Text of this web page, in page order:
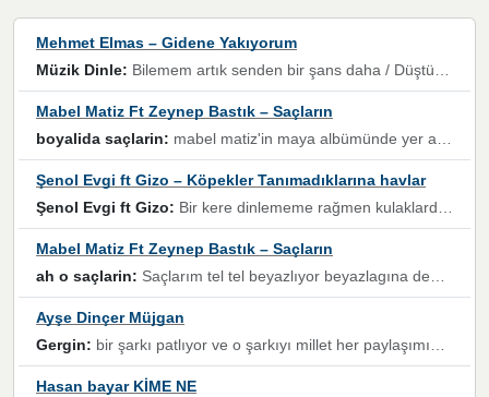
Mehmet Elmas – Gidene Yakıyorum
Müzik Dinle: Bilemem artık senden bir şans daha / Düştüğün zaman ben olmayacağım yanında” dizeleri, artık geçmişin tekrarına izin verilmeyeceğini, kişisel sınırların çizildiğini gösteriyor.
Mabel Matiz Ft Zeynep Bastık – Saçların
boyalida saçlarin: mabel matiz'in maya albümünde yer alan güzellerden. parça da şarkı hani! müzikal altyapısına vurulduğum, sözlerinde kaybolduğum bir parça olmuş.
Şenol Evgi ft Gizo – Köpekler Tanımadıklarına havlar
Şenol Evgi ft Gizo: Bir kere dinlememe rağmen kulaklardan gitmiyor sen sen sen sen kurban ol sen sen sen sen hayran ol yükses ses müzik dinleme sebebisiniz canlar bomba gibi patladınız maşallah
Mabel Matiz Ft Zeynep Bastık – Saçların
ah o saçlarin: Saçlarım tel tel beyazlıyor beyazlagına degil yanımda sen yoksun ona üzülüyorum günler bir bir geçiyor geçen günlere değil sensiz geçen günlere darılıyorum,Dinledikce asla kavusamayacagim ama asla unutamicagim sevdiğim adam için yanar içim
Ayşe Dinçer Müjgan
Gergin: bir şarkı patlıyor ve o şarkıyı millet her paylaşımın altına koyuyor ve öyle bir durum hal alıyor ki şarkıyı dinlemeden şarkıdan bikıyorsun Ama bu enteresan bir şekilde dillere dolanıyor millet olarak seviyoruz dertlerle boğuşurken bir yandan da göbek atmayi))) diyeceklerim bu kadar güzel hoş bir sayfa emeğinize sağlık arkadaşlar kolay gelsin
Hasan bayar KİME NE